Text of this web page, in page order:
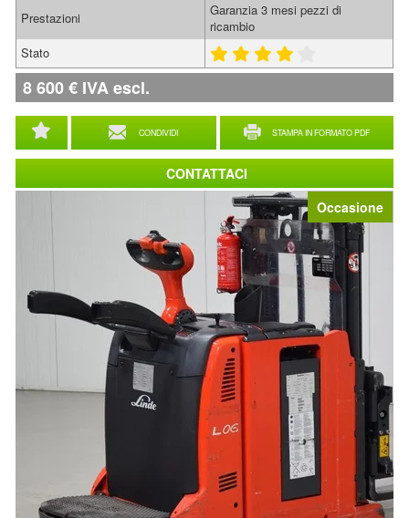
Occasione
CONDIVIDI STAMPA IN FORMATO PDF
Prestazioni
Garanzia 3 mesi pezzi di
ricambio
Stato
8 600€ IVA escl.
CONTATTACI